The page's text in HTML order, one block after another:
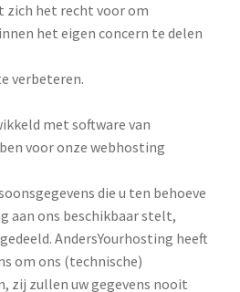
zich het recht voor om
het eigen concern te delen
verbeteren.
met software van
voor onze webhosting
die u ten behoeve
aan ons beschikbaar stelt,
AndersYourhosting heeft
om ons (technische)
zij zullen uw gegevens nooit